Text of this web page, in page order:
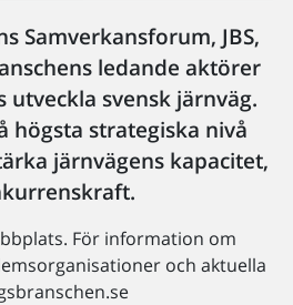
Samverkansforum, JBS,
ledande aktörer
svensk järnväg.
högsta strategiska nivå
järnvägens kapacitet,
För information om
och aktuella